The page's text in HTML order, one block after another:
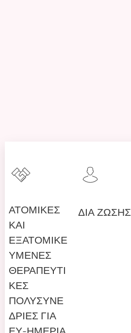
ΑΤΟΜΙΚΕΣ
ΚΑΙ
ΕΞΑΤΟΜΙΚΕ
ΥΜΕΝΕΣ
ΘΕΡΑΠΕΥΤΙ
ΚΕΣ
ΠΟΛΥΣΥΝΕ
ΔΡΙΕΣ ΓΙΑ
ΔΙΑ ΖΩΣΗΣ